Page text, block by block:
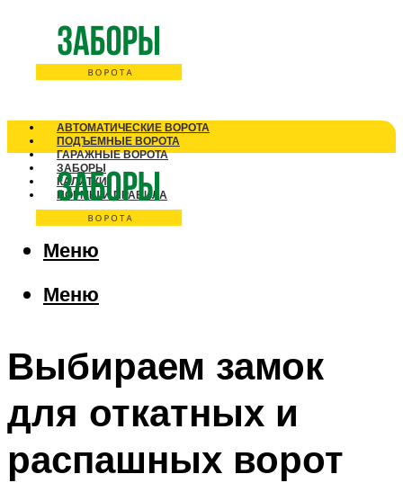
АВТОМАТИЧЕСКИЕ ВОРОТА
ПОДЪЕМНЫЕ ВОРОТА
ГАРАЖНЫЕ ВОРОТА
ЗАБОРЫ
КАЛИТКИ
НОРМЫ И ПРАВИЛА
Меню
Меню
Выбираем замок
для откатных и
распашных ворот